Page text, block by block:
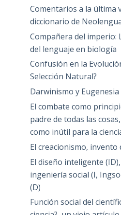
Comentarios a la última
diccionario de
Compañera del imperio:
del lenguaje en biología
Confusión en la
Selección Natural?
Darwinismo y Eugenesia
El combate como
padre de todas las
como inútil para la
El creacionismo, invento
El diseño inteligente
ingeniería social (I,
(D)
Función social del